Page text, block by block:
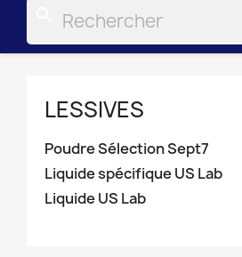
LESSIVES
Poudre Sélection Sept7
Liquide spécifique US Lab
Liquide US Lab